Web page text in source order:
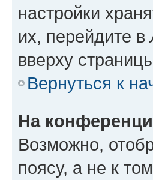
настройки
их, перейдите в
вверху
Вернуться к
На
Возможно,
поясу, а не к